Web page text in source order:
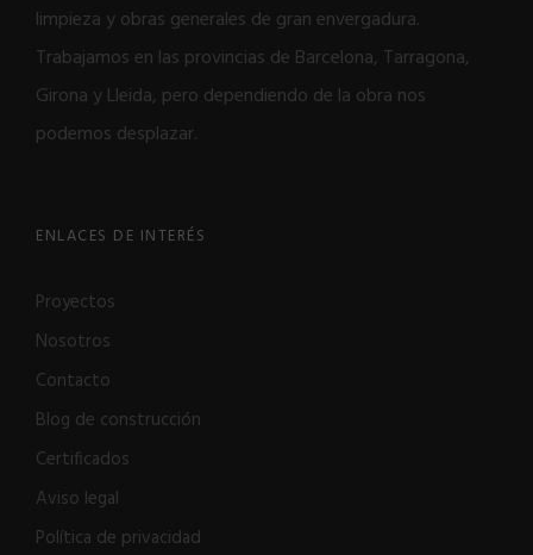
limpieza y obras generales de gran envergadura.
Trabajamos en las provincias de Barcelona, Tarragona,
Girona y Lleida, pero dependiendo de la obra nos
podemos desplazar.
ENLACES DE INTERÉS
Proyectos
Nosotros
Contacto
Blog de construcción
Certificados
Aviso legal
Política de privacidad